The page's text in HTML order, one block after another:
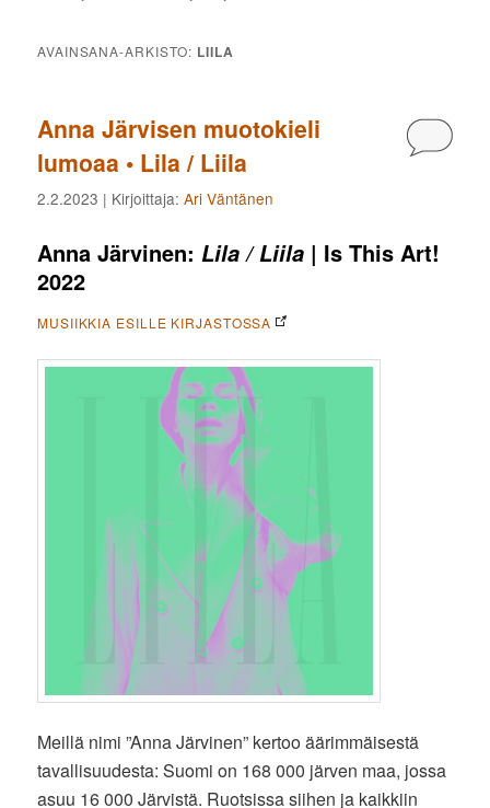
AVAINSANA-ARKISTO: LIILA
Anna Järvisen muotokieli
lumoaa • Lila / Liila
2.2.2023 | Kirjoittaja:Ari Väntänen
Anna Järvinen:Lila / Liila | Is This Art!
2022
MUSIIKKIA ESILLE KIRJASTOSSA
Meillä nimi ”Anna Järvinen” kertoo äärimmäisestä
tavallisuudesta: Suomi on 168 000 järven maa, jossa
asuu 16 000 Järvistä. Ruotsissa siihen ja kaikkiin